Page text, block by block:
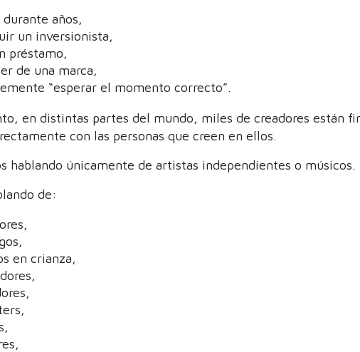
años,
un inversionista,
préstamo,
de una marca,
“esperar el momento correcto”.
en distintas partes del mundo, miles de creadores están
con las personas que creen en ellos.
hablando únicamente de artistas independientes o músicos.
de:
en crianza,